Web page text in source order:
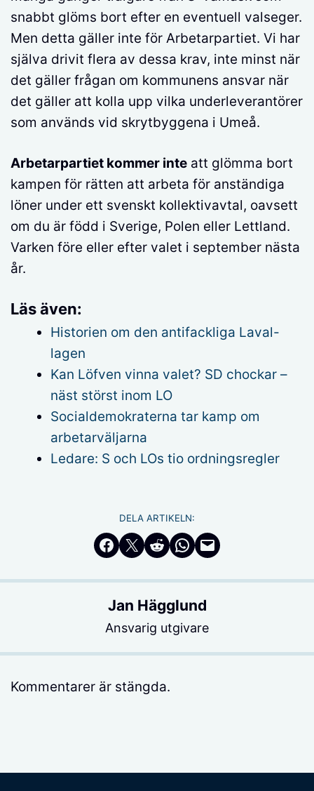
snabbt glöms bort efter en eventuell valseger.
Men detta gäller inte för Arbetarpartiet. Vi har
själva drivit flera av dessa krav, inte minst när
det gäller frågan om kommunens ansvar när
det gäller att kolla upp vilka underleverantörer
som används vid skrytbyggena i Umeå.
Arbetarpartiet kommer inte att glömma bort
kampen för rätten att arbeta för anständiga
löner under ett svenskt kollektivavtal, oavsett
om du är född i Sverige, Polen eller Lettland.
Varken före eller efter valet i september nästa
år.
Läs även:
Historien om den antifackliga Laval-
lagen
Kan Löfven vinna valet? SD chockar –
näst störst inom LO
Socialdemokraterna tar kamp om
arbetarväljarna
Ledare: S och LOs tio ordningsregler
DELA ARTIKELN:
Dela på Facebook
Dela på Twitter
Dela på RedditDela i WhatsApp
Maila en länk
Jan Hägglund
Ansvarig utgivare
Kommentarer är stängda.